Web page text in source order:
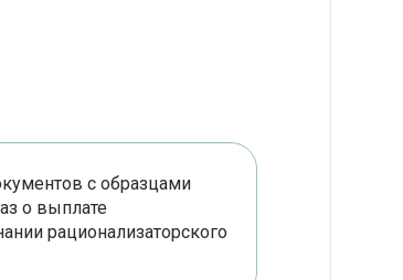
с образцами
о выплате
рационализаторского